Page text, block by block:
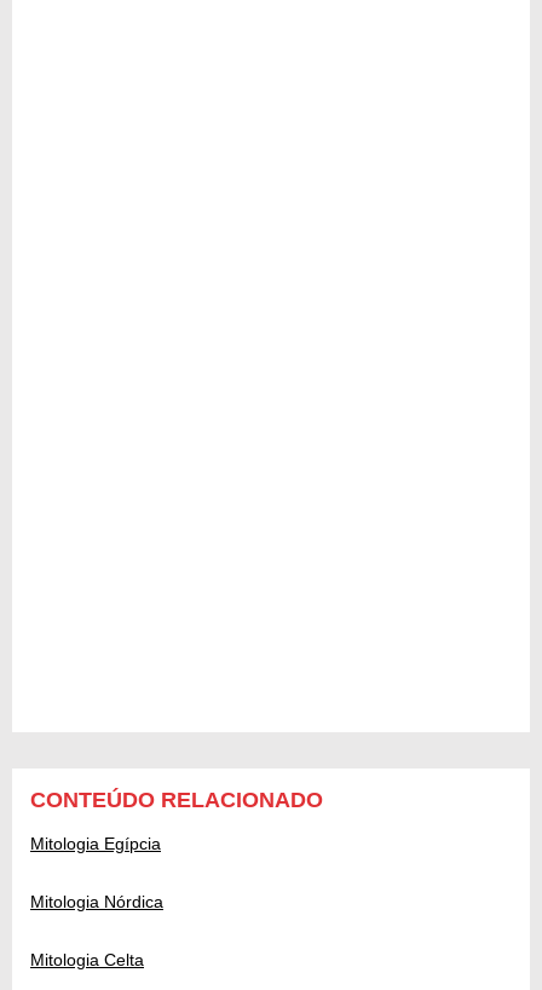
CONTEÚDO RELACIONADO
Mitologia Egípcia
Mitologia Nórdica
Mitologia Celta